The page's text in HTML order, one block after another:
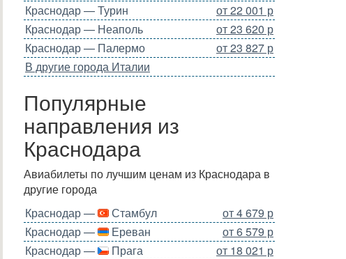
Краснодар — Турин
от 22 001 р
Краснодар — Неаполь
от 23 620 р
Краснодар — Палермо
от 23 827 р
В другие города Италии
Популярные
направления из
Краснодара
Авиабилеты по лучшим ценам из Краснодара в
другие города
Краснодар —
Стамбул
от 4 679 р
Краснодар —
Ереван
от 6 579 р
Краснодар —
Прага
от 18 021 р